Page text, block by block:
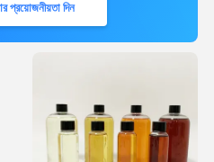
প্রয়োজনীয়তা দিন